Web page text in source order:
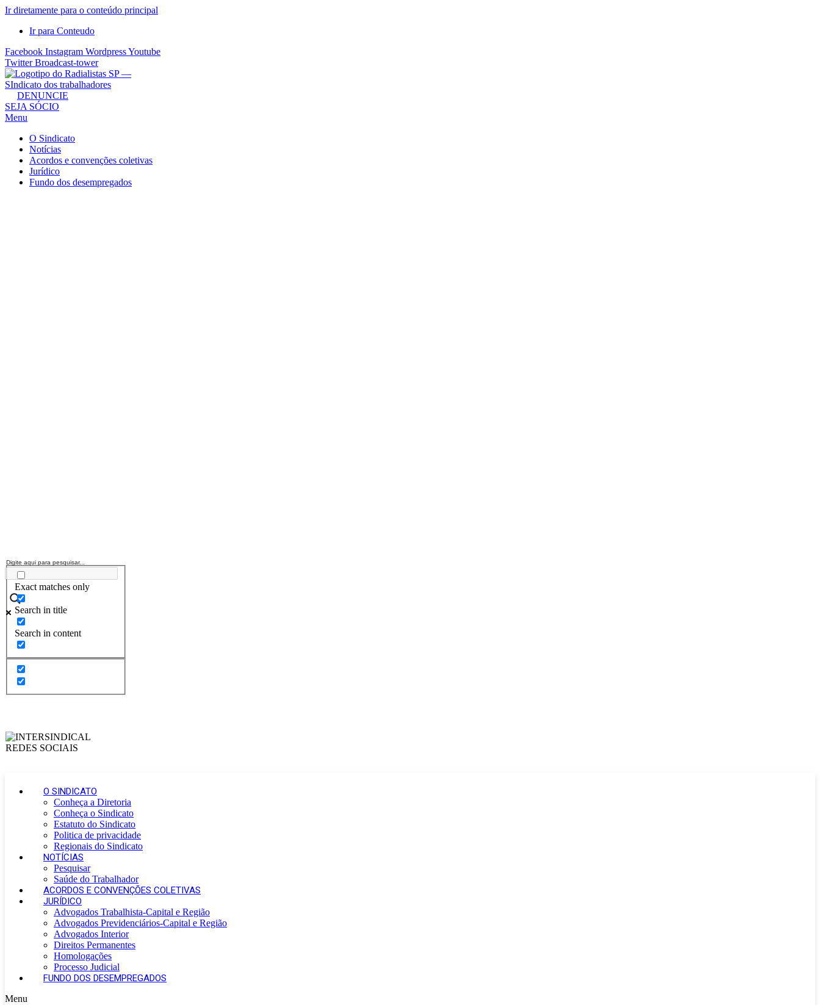
Ir diretamente para o conteúdo principal
Ir para Conteudo
Facebook Instagram WordpressYoutube
Twitter Broadcast-tower
Sindicato
dos
Radialistas
São
Paulo
Sindicato
DENUNCIE
SEJA SÓCIO
Menu
O Sindicato
Notícias
Acordos e convenções coletivas
Jurídico
Fundo dos desempregados
Exact matches only
Search in title
Search in content
O SINDICATO
Conheça a Diretoria
Conheça o Sindicato
Estatuto do Sindicato
Politica de privacidade
Regionais do Sindicato
NOTÍCIAS
Pesquisar
Saúde do Trabalhador
ACORDOS E CONVENÇÕES COLETIVAS
JURÍDICO
Advogados Trabalhista-Capital e Região
Advogados Previdenciários-Capital e Região
Advogados Interior
Direitos Permanentes
Homologações
Processo Judicial
FUNDO DOS DESEMPREGADOS
Menu